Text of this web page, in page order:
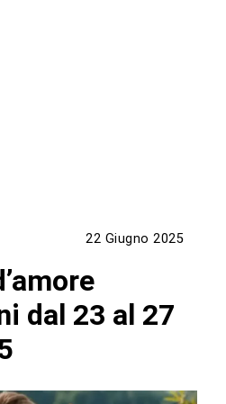
22 Giugno 2025
dal 23 al 27